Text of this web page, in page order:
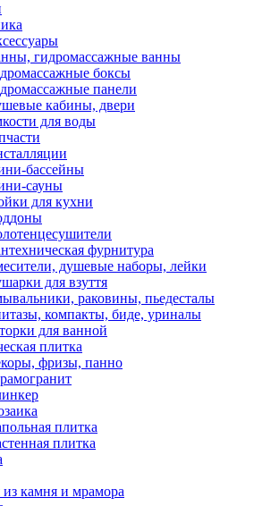
гидромассажные ванны
боксы
панели
кабины, двери
для воды
бассейны
сауны
для кухни
фурнитура
душевые наборы, лейки
для взуття
раковины, пьедесталы
компакты, биде, уриналы
для ванной
плитка
фризы, панно
плитка
плитка
из камня и мрамора